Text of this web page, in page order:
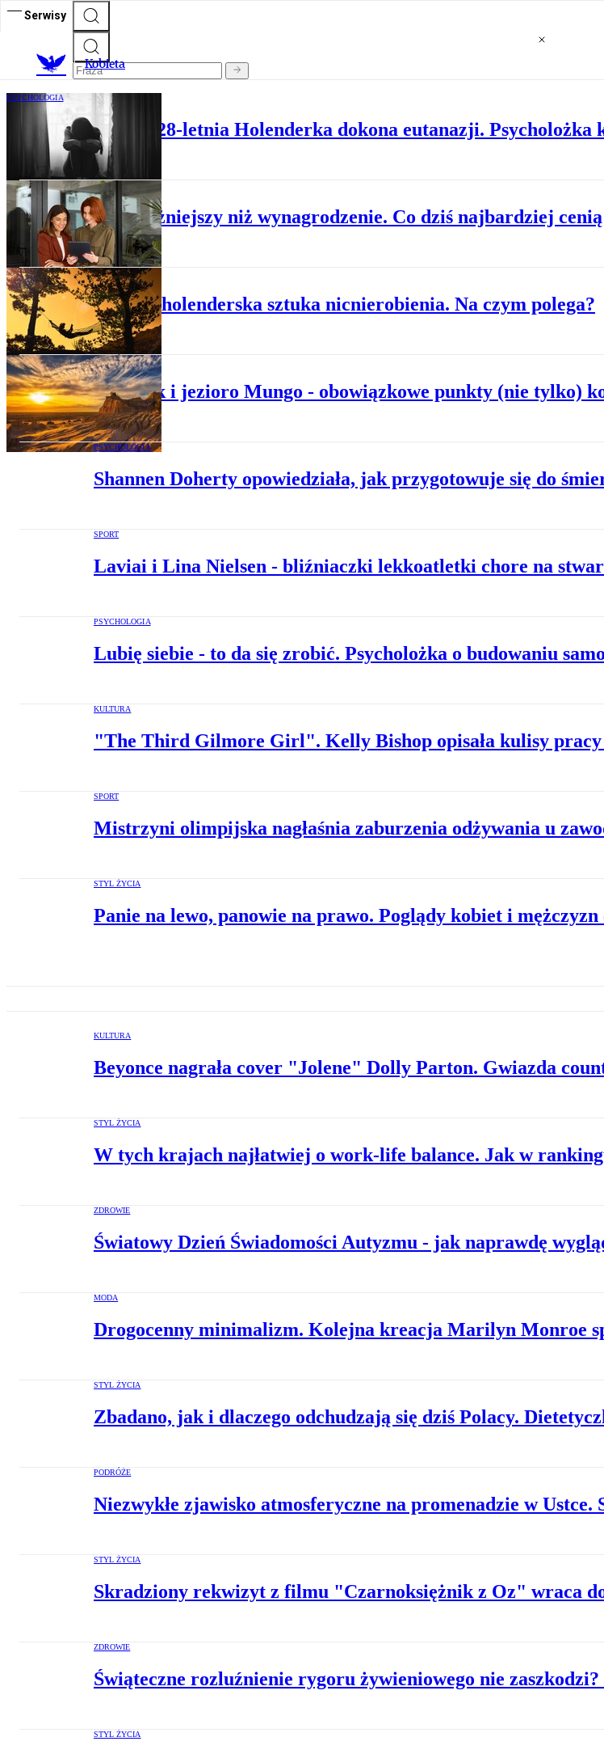
Serwisy
Kobieta
PSYCHOLOGIA
Fizycznie zdrowa 28-letnia Holenderka dokona eutanazji.
BIZNES
Szef ważniejszy niż wynagrodzenie. Co dziś najbardziej
STYL ŻYCIA
Niksen: holenderska sztuka nicnierobienia. Na czym polega?
PODRÓŻE
Outback i jezioro Mungo - obowiązkowe punkty (nie tylko)
PSYCHOLOGIA
Shannen Doherty opowiedziała, jak przygotowuje się do
SPORT
Laviai i Lina Nielsen - bliźniaczki lekkoatletki chore na
PSYCHOLOGIA
Lubię siebie - to da się zrobić. Psycholożka o budowaniu
KULTURA
"The Third Gilmore Girl". Kelly Bishop opisała kulisy
SPORT
Mistrzyni olimpijska nagłaśnia zaburzenia odżywania u
STYL ŻYCIA
Panie na lewo, panowie na prawo. Poglądy kobiet i
KULTURA
Beyonce nagrała cover "Jolene" Dolly Parton. Gwiazda
STYL ŻYCIA
W tych krajach najłatwiej o work-life balance. Jak w
ZDROWIE
Światowy Dzień Świadomości Autyzmu - jak naprawdę
MODA
Drogocenny minimalizm. Kolejna kreacja Marilyn Monroe
STYL ŻYCIA
Zbadano, jak i dlaczego odchudzają się dziś Polacy.
PODRÓŻE
Niezwykłe zjawisko atmosferyczne na promenadzie w Ustce.
STYL ŻYCIA
Skradziony rekwizyt z filmu "Czarnoksiężnik z Oz" wraca
ZDROWIE
Świąteczne rozluźnienie rygoru żywieniowego nie
STYL ŻYCIA